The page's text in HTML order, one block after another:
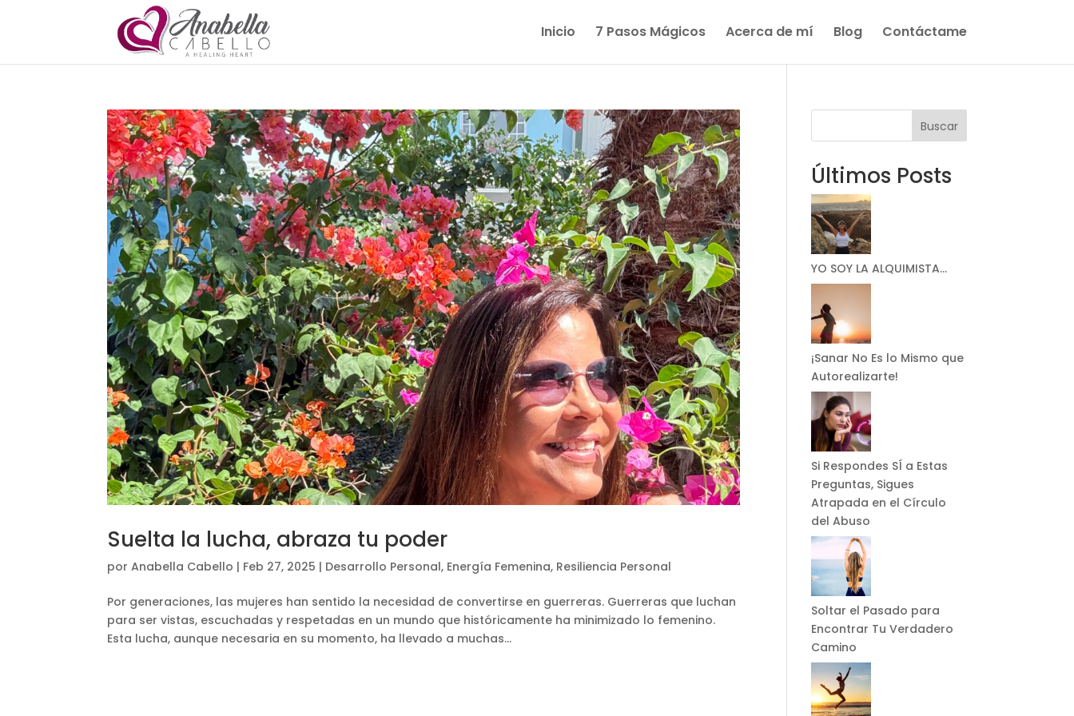
Inicio 7 Pasos Mágicos Acerca de mí Blog Contáctame
Suelta la lucha, abraza tu poder
porAnabella Cabello | Feb 27, 2025 | Desarrollo Personal, Energía Femenina, Resiliencia Personal
Por generaciones, las mujeres han sentido la necesidad de convertirse en guerreras. Guerreras que luchan
para ser vistas, escuchadas y respetadas en un mundo que históricamente ha minimizado lo femenino.
Esta lucha, aunque necesaria en su momento, ha llevado a muchas...
Buscar
Últimos Posts
YO SOY LA ALQUIMISTA…
¡Sanar No Es lo Mismo que
Autorealizarte!
Si Respondes SÍ a Estas
Preguntas, Sigues
Atrapada en el Círculo
del Abuso
Soltar el Pasado para
Encontrar Tu Verdadero
Camino